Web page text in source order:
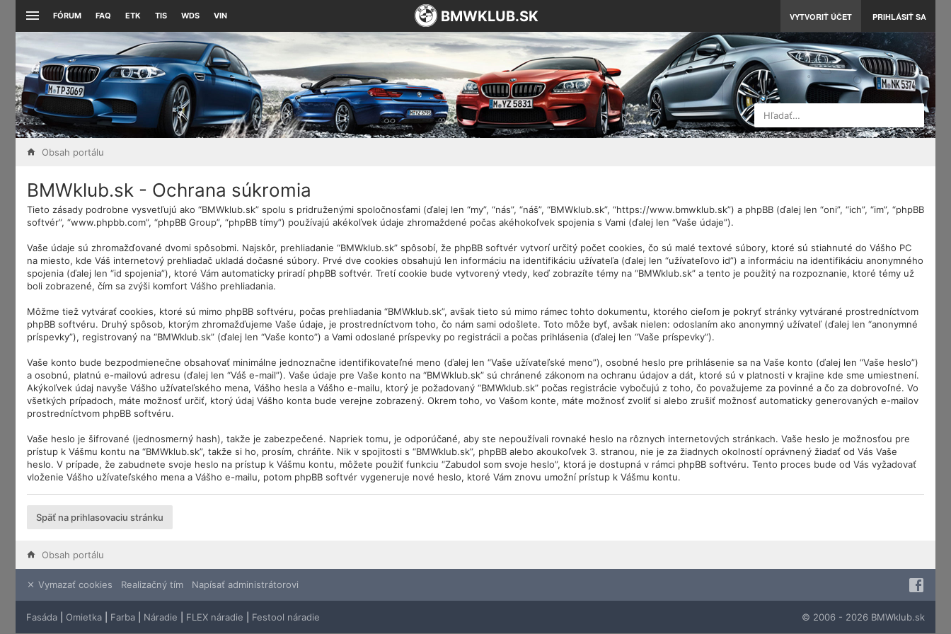
FÓRUM FAQ ETK TIS WDS VIN VYTVORIŤ ÚČET PRIHLÁSIŤ SA
BMWKLUB.SK
Hľadať…
Obsah portálu
BMWklub.sk - Ochrana súkromia
Tieto zásady podrobne vysvetľujú ako “BMWklub.sk” spolu s pridruženými spoločnosťami (ďalej len “my”, “nás”, “náš”, “BMWklub.sk”, “https://www.bmwklub.sk”) a phpBB (ďalej len “oni”, “ich”, “im”, “phpBB
softvér”, “www.phpbb.com”, “phpBB Group”, “phpBB tímy”) používajú akékoľvek údaje zhromaždené počas akéhokoľvek spojenia s Vami (ďalej len “Vaše údaje”).
Vaše údaje sú zhromažďované dvomi spôsobmi. Najskôr, prehliadanie “BMWklub.sk” spôsobí, že phpBB softvér vytvorí určitý počet cookies, čo sú malé textové súbory, ktoré sú stiahnuté do Vášho PC
na miesto, kde Váš internetový prehliadač ukladá dočasné súbory. Prvé dve cookies obsahujú len informáciu na identifikáciu užívateľa (ďalej len “užívateľovo id”) a informáciu na identifikáciu anonymného
spojenia (ďalej len “id spojenia”), ktoré Vám automaticky priradí phpBB softvér. Tretí cookie bude vytvorený vtedy, keď zobrazíte témy na “BMWklub.sk” a tento je použitý na rozpoznanie, ktoré témy už
boli zobrazené, čím sa zvýši komfort Vášho prehliadania.
Môžme tiež vytvárať cookies, ktoré sú mimo phpBB softvéru, počas prehliadania “BMWklub.sk”, avšak tieto sú mimo rámec tohto dokumentu, ktorého cieľom je pokryť stránky vytvárané prostredníctvom
phpBB softvéru. Druhý spôsob, ktorým zhromažďujeme Vaše údaje, je prostredníctvom toho, čo nám sami odošlete. Toto môže byť, avšak nielen: odoslaním ako anonymný užívateľ (ďalej len “anonymné
príspevky”), registrovaný na “BMWklub.sk” (ďalej len “Vaše konto”) a Vami odoslané príspevky po registrácii a počas prihlásenia (ďalej len “Vaše príspevky”).
Vaše konto bude bezpodmienečne obsahovať minimálne jednoznačne identifikovateľné meno (ďalej len “Vaše užívateľské meno”), osobné heslo pre prihlásenie sa na Vaše konto (ďalej len “Vaše heslo”)
a osobnú, platnú e-mailovú adresu (ďalej len “Váš e-mail”). Vaše údaje pre Vaše konto na “BMWklub.sk” sú chránené zákonom na ochranu údajov a dát, ktoré sú v platnosti v krajine kde sme umiestnení.
Akýkoľvek údaj navyše Vášho užívateľského mena, Vášho hesla a Vášho e-mailu, ktorý je požadovaný “BMWklub.sk” počas registrácie vybočujú z toho, čo považujeme za povinné a čo za dobrovoľné. Vo
všetkých prípadoch, máte možnosť určiť, ktorý údaj Vášho konta bude verejne zobrazený. Okrem toho, vo Vašom konte, máte možnosť zvoliť si alebo zrušiť možnosť automaticky generovaných e-mailov
prostredníctvom phpBB softvéru.
Vaše heslo je šifrované (jednosmerný hash), takže je zabezpečené. Napriek tomu, je odporúčané, aby ste nepoužívali rovnaké heslo na rôznych internetových stránkach. Vaše heslo je možnosťou pre
prístup k Vášmu kontu na “BMWklub.sk”, takže si ho, prosím, chráňte. Nik v spojitosti s “BMWklub.sk”, phpBB alebo akoukoľvek 3. stranou, nie je za žiadnych okolností oprávnený žiadať od Vás Vaše
heslo. V prípade, že zabudnete svoje heslo na prístup k Vášmu kontu, môžete použiť funkciu “Zabudol som svoje heslo”, ktorá je dostupná v rámci phpBB softvéru. Tento proces bude od Vás vyžadovať
vloženie Vášho užívateľského mena a Vášho e-mailu, potom phpBB softvér vygeneruje nové heslo, ktoré Vám znovu umožní prístup k Vášmu kontu.
Späť na prihlasovaciu stránku
Obsah portálu
Vymazať cookies Realizačný tím Napísať administrátorovi
Fasáda Omietka Farba Náradie FLEX náradie Festool náradie © 2006 - 2026 BMWklub.sk